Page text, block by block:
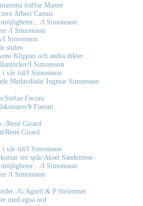
träffar Manne
Albert Camus
möjligheter…/I Simonsson
/I Simonsson
I Simonsson
stulen
Klippan och andra dikter
I Simonsson
i vår tid/I Simonsson
Medavdöda/ Ingmar Simonsson
Stefan Foconi
S Foconi
René Girard
René Girard
i vår tid/I Simonsson
sitt spår/Aksel Sandemose
möjligheter…/I Simonsson
/I Simonsson
G Agrell & P Strömmer
med egna ord